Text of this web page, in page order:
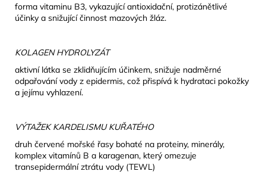
forma vitaminu B3, vykazující antioxidační, protizánětlivé
účinky a snižující činnost mazových žláz.
KOLAGEN HYDROLYZÁT
aktivní látka se zklidňujícím účinkem, snižuje nadměrné
odpařování vody z epidermis, což přispívá k hydrataci pokožky
a jejímu vyhlazení.
VÝTAŽEK KARDELISMU KUŘATÉHO
druh červené mořské řasy bohaté na proteiny, minerály,
komplex vitamínů B a karagenan, který omezuje
transepidermální ztrátu vody (TEWL)